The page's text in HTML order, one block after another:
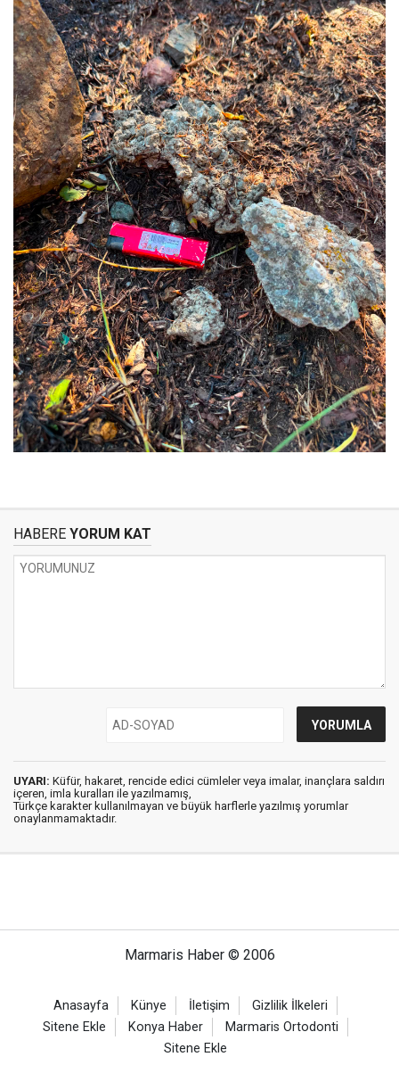
HABERE YORUM KAT
UYARI: Küfür, hakaret, rencide edici cümleler veya imalar, inançlara saldırı
içeren, imla kuralları ile yazılmamış,
Türkçe karakter kullanılmayan ve büyük harflerle yazılmış yorumlar
onaylanmamaktadır.
Marmaris Haber © 2006
Anasayfa Künye İletişim
Gizlilik İlkeleri
Sitene Ekle
Konya Haber
Marmaris Ortodonti
Sitene Ekle